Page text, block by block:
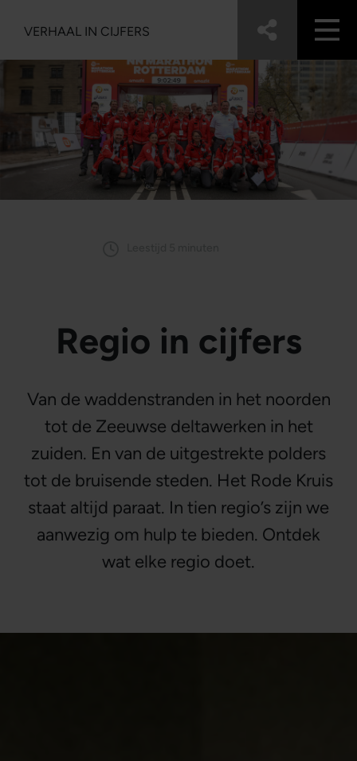
VERHAAL IN CIJFERS
Regio in cijfers
Van de waddenstranden in het noorden
tot de Zeeuwse deltawerken in het
zuiden. En van de uitgestrekte polders
tot de bruisende steden. Het Rode Kruis
staat altijd paraat. In tien regio’s zijn we
aanwezig om hulp te bieden. Ontdek
wat elke regio doet.